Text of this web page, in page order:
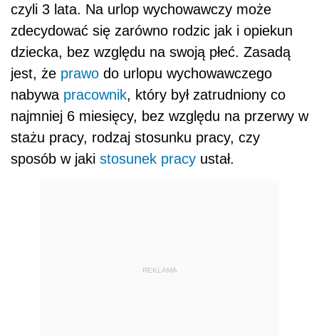
czyli 3 lata. Na urlop wychowawczy może
zdecydować się zarówno rodzic jak i opiekun
dziecka, bez względu na swoją płeć. Zasadą
jest, że prawo do urlopu wychowawczego
nabywa pracownik, który był zatrudniony co
najmniej 6 miesięcy, bez względu na przerwy w
stażu pracy, rodzaj stosunku pracy, czy
sposób w jaki stosunek pracy ustał.
REKLAMA